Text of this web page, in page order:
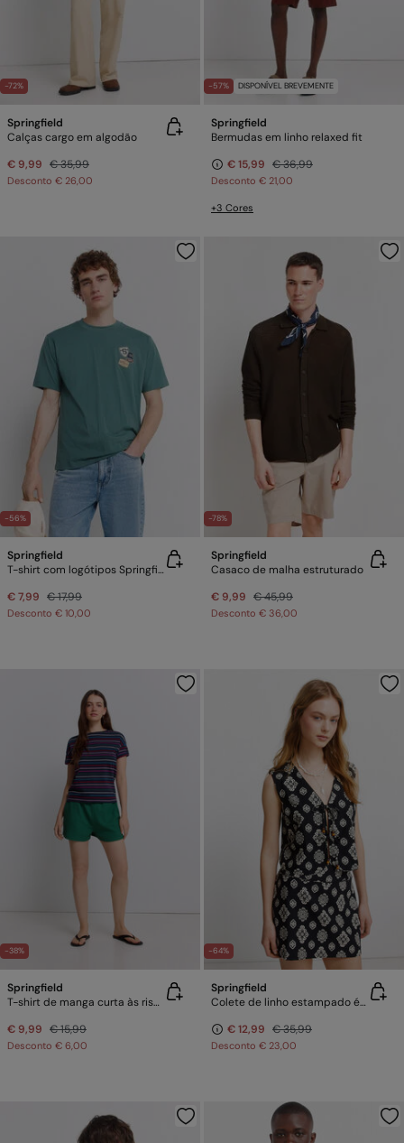
-72%
Springfield
Calças cargo em algodão
€ 9,99 € 35,99
Desconto € 26,00
-57% DISPONÍVEL BREVEMENTE
Springfield
Bermudas em linho relaxed fit
€ 15,99 € 36,99
Desconto € 21,00
+3 Cores
-56%
Springfield
T-shirt com logótipos Springfield
€ 7,99 € 17,99
Desconto € 10,00
-78%
Springfield
Casaco de malha estruturado
€ 9,99 € 45,99
Desconto € 36,00
-38%
Springfield
T-shirt de manga curta às riscas
€ 9,99 € 15,99
Desconto € 6,00
-64%
Springfield
Colete de linho estampado étnico
€ 12,99 € 35,99
Desconto € 23,00